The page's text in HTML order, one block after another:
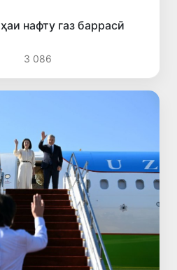
нафту газ баррасӣ
3 086